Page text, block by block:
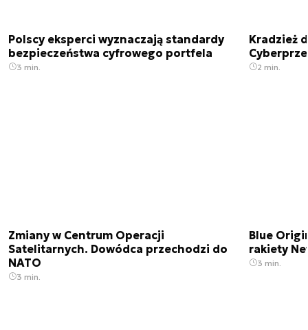
Polscy eksperci wyznaczają standardy
bezpieczeństwa cyfrowego portfela
3 min.
Kradzież
2 min.
Zmiany w Centrum Operacji
Satelitarnych. Dowódca przechodzi do
NATO
3 min.
Blue
rakiety
3 min.